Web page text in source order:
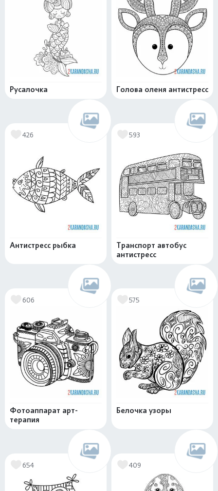
Русалочка Голова оленя антистресс
426
Антистресс рыбка
593
Транспорт автобус
антистресс
606
Фотоаппарат арт-
терапия
575
Белочка узоры
654 409